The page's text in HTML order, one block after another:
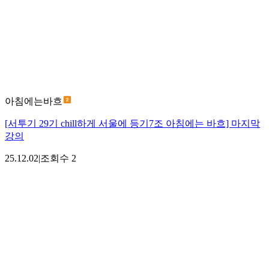
아침에는바흐
[서투기 29기 chill하게 서울에 등기7조 아침에는 바흐] 마지막
강의
25.12.02|조회수 2